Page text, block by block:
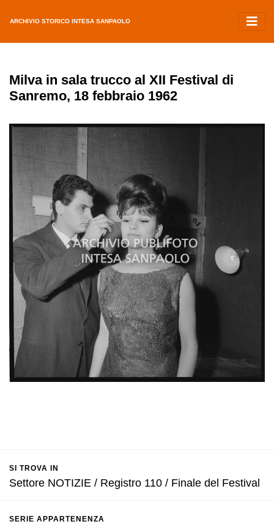
ARCHIVIO STORICO INTESA SANPAOLO
Milva in sala trucco al XII Festival di
Sanremo, 18 febbraio 1962
SI TROVA IN
Settore NOTIZIE / Registro 110 / Finale del Festival
SERIE APPARTENENZA